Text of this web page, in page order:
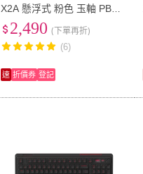
X2A 懸浮式 粉色 玉軸 PBT
中刻(KC200 二代軸 懸浮式
鍵盤 PBT中刻 鍵盤 電競)
2,490 (下單再折)
(6)
速 折價券 登記